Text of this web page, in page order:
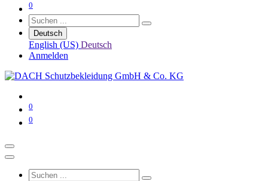
0
Deutsch
English (US) Deutsch
Anmelden
0
0